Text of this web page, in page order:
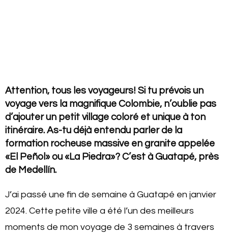
Attention, tous les voyageurs! Si tu prévois un
voyage vers la magnifique Colombie, n’oublie pas
d’ajouter un petit village coloré et unique à ton
itinéraire. As-tu déjà entendu parler de la
formation rocheuse massive en granite appelée
«El Peñol» ou «La Piedra»? C’est à Guatapé, près
de Medellín.
J’ai passé une fin de semaine à Guatapé en janvier
2024. Cette petite ville a été l’un des meilleurs
moments de mon voyage de 3 semaines à travers